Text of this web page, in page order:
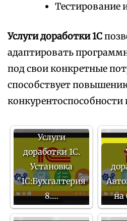
Тестирование
Услуги доработки 1С
адаптировать
под свои конкретные
способствует
конкурентоспособности
Услуги
доработки 1С.
Установка
"1С:Бухгалтерия
8.…
на